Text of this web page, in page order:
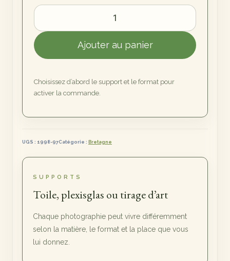
quantité
de
Corsair
City
Light
Ajouter au panier
Choisissez d’abord le support et le format pour
activer la commande.
UGS : 1998-97Catégorie : Bretagne
SUPPORTS
Toile, plexisglas ou tirage d’art
Chaque photographie peut vivre différemment
selon la matière, le format et la place que vous
lui donnez.